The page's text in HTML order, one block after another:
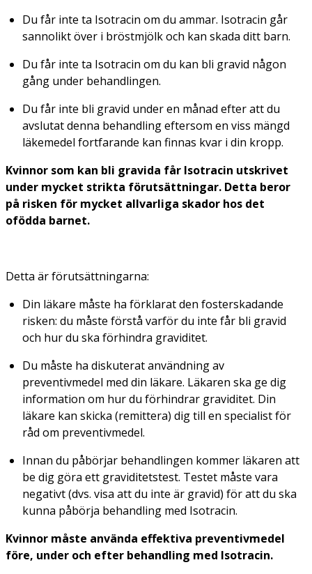
Du får inte ta Isotracin om du ammar. Isotracin går
sannolikt över i bröstmjölk och kan skada ditt barn.
Du får inte ta Isotracin om du kan bli gravid någon
gång under behandlingen.
Du får inte bli gravid under en månad efter att du
avslutat denna behandling eftersom en viss mängd
läkemedel fortfarande kan finnas kvar i din kropp.
Kvinnor som kan bli gravida får Isotracin utskrivet
under mycket strikta förutsättningar. Detta beror
på risken för mycket allvarliga skador hos det
ofödda barnet.
Detta är förutsättningarna:
Din läkare måste ha förklarat den fosterskadande
risken: du måste förstå varför du inte får bli gravid
och hur du ska förhindra graviditet.
Du måste ha diskuterat användning av
preventivmedel med din läkare. Läkaren ska ge dig
information om hur du förhindrar graviditet. Din
läkare kan skicka (remittera) dig till en specialist för
råd om preventivmedel.
Innan du påbörjar behandlingen kommer läkaren att
be dig göra ett graviditetstest. Testet måste vara
negativt (dvs. visa att du inte är gravid) för att du ska
kunna påbörja behandling med Isotracin.
Kvinnor måste använda effektiva preventivmedel
före, under och efter behandling med Isotracin.